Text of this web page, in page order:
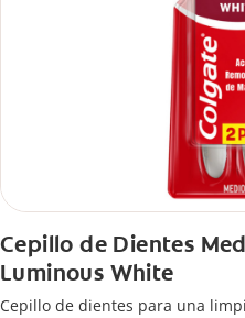
Cepillo de Dientes
Luminous White
Cepillo de dientes para una